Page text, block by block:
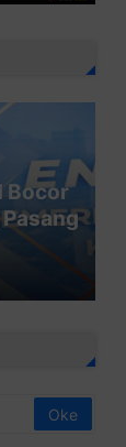
Bocor